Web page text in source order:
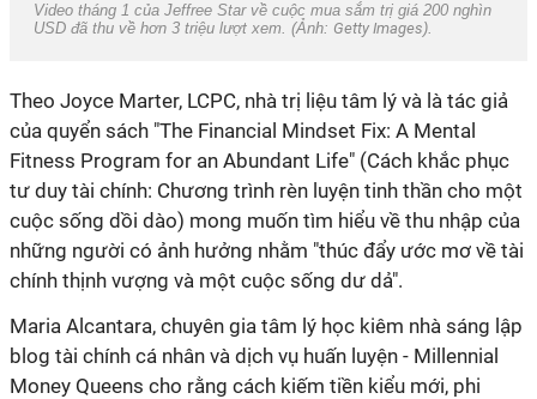
Video tháng 1 của Jeffree Star về cuộc mua sắm trị giá 200 nghìn
USD đã thu về hơn 3 triệu lượt xem. (Ảnh: Getty Images).
Theo Joyce Marter, LCPC, nhà trị liệu tâm lý và là tác giả
của quyển sách "The Financial Mindset Fix: A Mental
Fitness Program for an Abundant Life" (Cách khắc phục
tư duy tài chính: Chương trình rèn luyện tinh thần cho một
cuộc sống dồi dào) mong muốn tìm hiểu về thu nhập của
những người có ảnh hưởng nhằm "thúc đẩy ước mơ về tài
chính thịnh vượng và một cuộc sống dư dả".
Maria Alcantara, chuyên gia tâm lý học kiêm nhà sáng lập
blog tài chính cá nhân và dịch vụ huấn luyện - Millennial
Money Queens cho rằng cách kiếm tiền kiểu mới, phi